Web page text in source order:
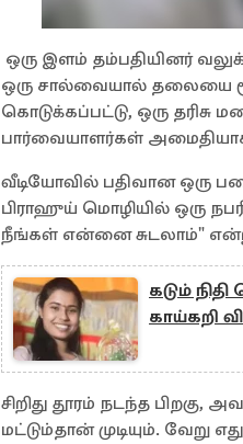
ஒரு இளம் தம்பதியினர்
ஒரு சால்வையால் தலையை
கொடுக்கப்பட்டு, ஒரு
பார்வையாளர்கள்
வீடியோவில் பதிவான ஒரு
பிராஹுய் மொழியில் ஒரு
நீங்கள் என்னை சுடலாம்" என்று
கடும்
காய்கறி
சிறிது தூரம் நடந்த பிறகு,
மட்டும்தான் முடியும். வேறு